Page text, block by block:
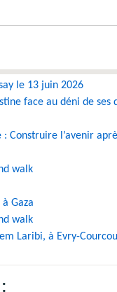
le 13 juin 2026
face au déni de ses
Construire l’avenir
walk
Gaza
walk
Laribi, à Evry-